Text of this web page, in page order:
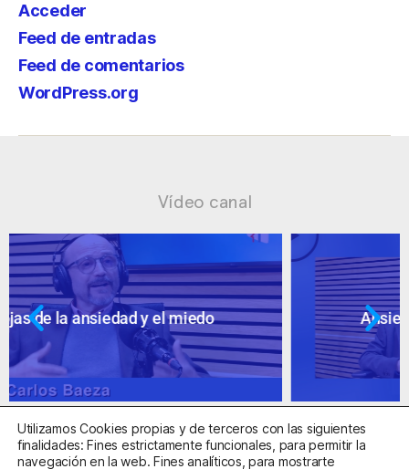
Acceder
Feed de entradas
Feed de comentarios
WordPress.org
Vídeo canal
Ansiedad: supuestos cuestionables
Utilizamos Cookies propias y de terceros con las siguientes
finalidades: Fines estrictamente funcionales, para permitir la
navegación en la web. Fines analíticos, para mostrarte